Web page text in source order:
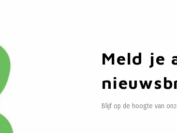
Meld je
Blijf op de hoogte van